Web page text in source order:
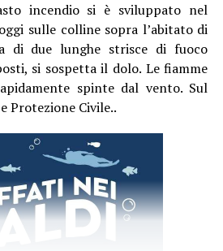
incendio si è sviluppato nel
sulle colline sopra l’abitato di
di due lunghe strisce di fuoco
si sospetta il dolo. Le fiamme
spinte dal vento. Sul
Protezione Civile..